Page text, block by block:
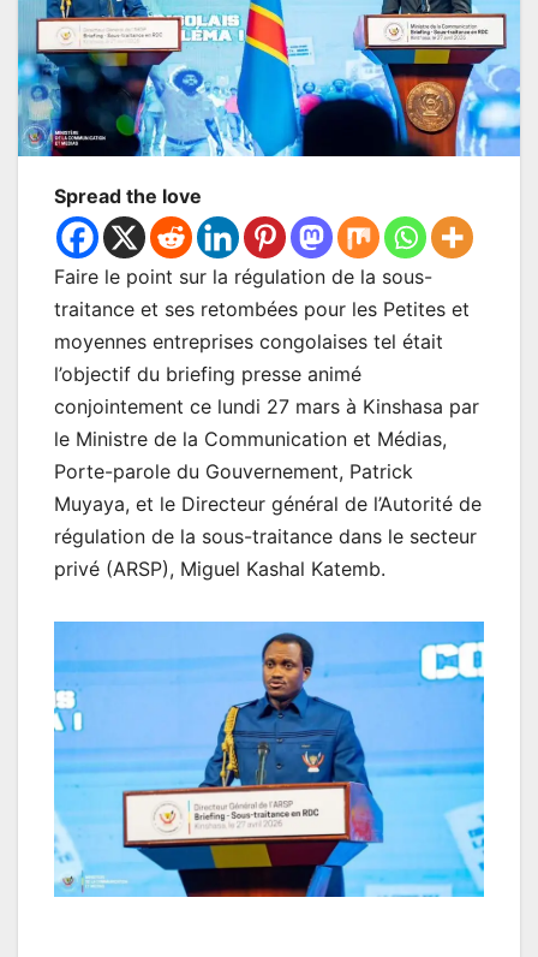
Spread the love
Faire le point sur la régulation de la sous-
traitance et ses retombées pour les Petites et
moyennes entreprises congolaises tel était
l’objectif du briefing presse animé
conjointement ce lundi 27 mars à Kinshasa par
le Ministre de la Communication et Médias,
Porte-parole du Gouvernement, Patrick
Muyaya, et le Directeur général de l’Autorité de
régulation de la sous-traitance dans le secteur
privé (ARSP), Miguel Kashal Katemb.